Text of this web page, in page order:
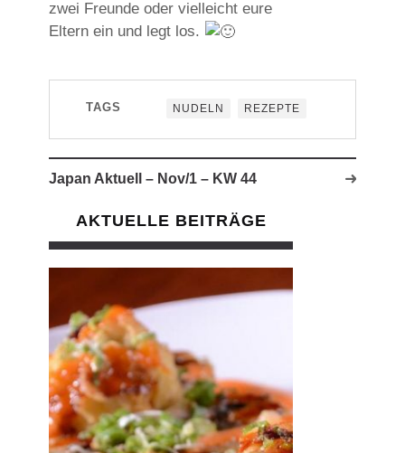
zwei Freunde oder vielleicht eure
Eltern ein und legt los.
TAGS NUDELN REZEPTE
Japan Aktuell – Nov/1 – KW 44
AKTUELLE BEITRÄGE